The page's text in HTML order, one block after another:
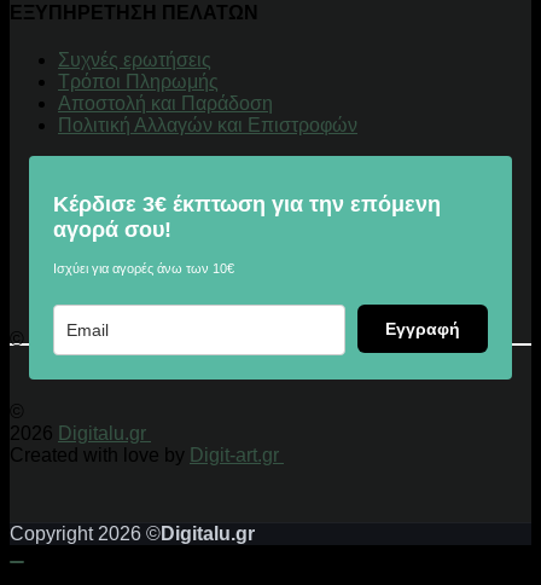
ΕΞΥΠΗΡΕΤΗΣΗ ΠΕΛΑΤΩΝ
Συχνές ερωτήσεις
Τρόποι Πληρωμής
Αποστολή και Παράδοση
Πολιτική Αλλαγών και Επιστροφών
Κέρδισε 3€ έκπτωση για την επόμενη
αγορά σου!
Ισχύει για αγορές άνω των 10€
Εγγραφή
© 2026 Digitalu.gr
©
2026 Digitalu.gr
Created with love by Digit-art.gr
Copyright 2026 ©Digitalu.gr